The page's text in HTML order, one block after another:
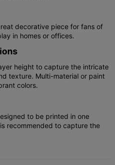
decorative piece for fans of
in homes or offices.
height to capture the intricate
texture. Multi-material or paint
colors.
to be printed in one
recommended to capture the